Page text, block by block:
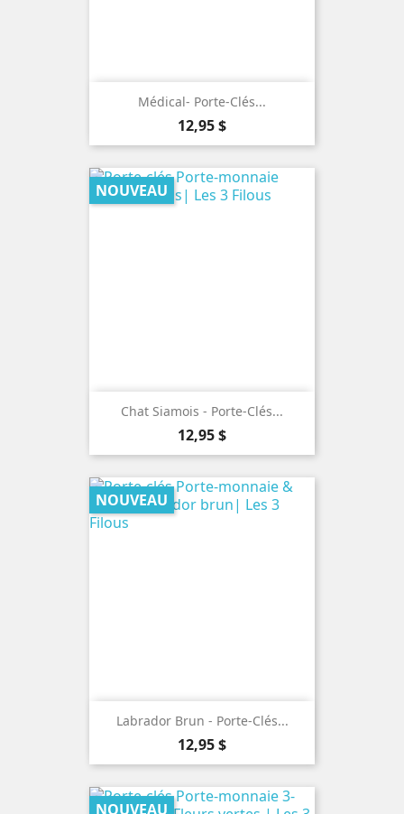
Médical- Porte-Clés...
Prix
12,95 $
Chat Siamois - Porte-Clés...
Prix
12,95 $
NOUVEAU
Labrador Brun - Porte-Clés...
Prix
12,95 $
NOUVEAU
NOUVEAU